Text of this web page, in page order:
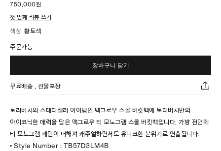
750,000원
첫 번째 리뷰 쓰기
색상 황토색
주문가능
장바구니 담기
무료배송 , 선물포장
토리버치의 스테디셀러 아이템인 맥그로우 스몰 버킷백에 토리버치만의
아이코닉한 매력을 담은 맥그로우 티 모노그램 스몰 버킷백입니다. 가방 전면에
티 모노그램 패턴이 더해져 캐주얼하면서도 유니크한 분위기로 연출됩니다.
• Style Number : TB57D3LM4B